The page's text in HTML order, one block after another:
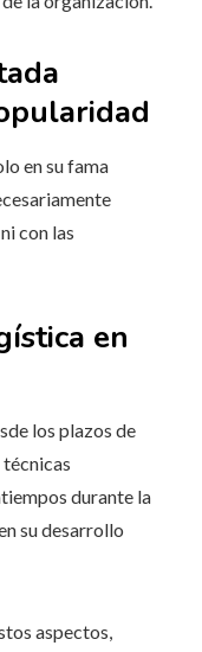
en su fama
con las
en
los plazos de
durante la
su desarrollo
aspectos,